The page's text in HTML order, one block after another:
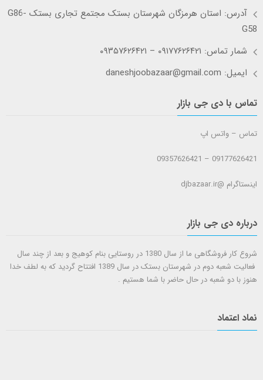
آدرس: استان هرمزگان شهرستان بستک مجتمع تجاری بستک G86-
G58
شمار تماس: ۰۹۱۷۷۶۲۶۴۲۱ – ۰۹۳۵۷۶۲۶۴۲۱
ایمیل: daneshjoobazaar@gmail.com
تماس با دی جی بازار
تماس – واتس اپ
09177626421 – 09357626421
اینستاگرام @djbazaar.ir
درباره دی جی بازار
شروع کار فروشگاهی ما از سال 1380 در روستایی بنام کوهیج و بعد از چند سال
فعالیت شعبه دوم در شهرستان بستک در سال 1389 افتتاح گردید که به لطف خدا
هنوز با دو شعبه در حال حاضر با شما هستيم .
نماد اعتماد